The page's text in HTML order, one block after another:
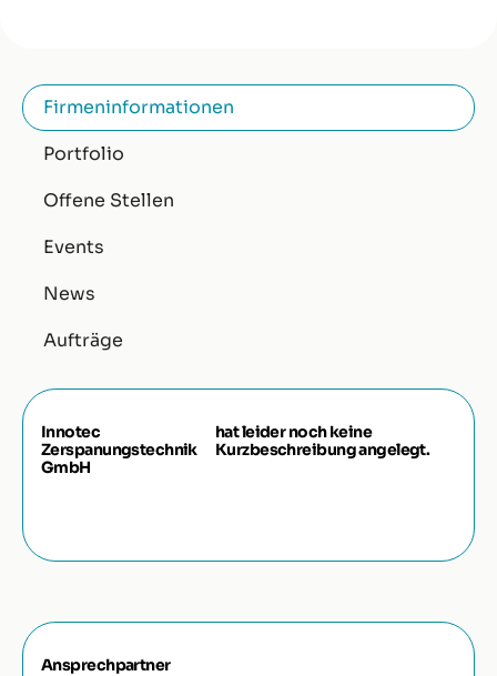
Firmeninformationen
Portfolio
Offene Stellen
Events
News
Aufträge
Innotec
Zerspanungstechnik
GmbH
hat leider noch keine
Kurzbeschreibung angelegt.
Ansprechpartner